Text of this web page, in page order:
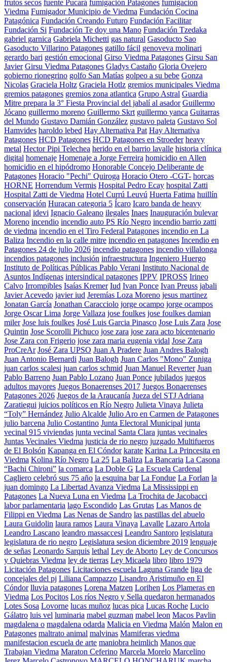
frutos secos fuente Pucará fumigación Patagones fumigacion
Viedma Fumigador Municipio de Viedma Fundación Cocina
Patagónica Fundación Creando Futuro Fundación Facilitar
Fundación Si Fundación Te doy una Mano Fundación Tzedaka
gabriel garnica Gabriela Michetti gas natural Gasoducto Sao
Gasoducto Villarino Patagones gatillo fácil genoveva molinari
gerardo bari gestión emocional Girso Viedma Patagones Girsu San
Javier Girsu Viedma Patagones Gladys Castaño Gloria Ovejero
gobierno rionegrino golfo San Matías golpeo a su bebe Gonza
Nicolas Graciela Holtz Graciela Hotlz gremios municipales Viedma
gremios patagones gremios zona atlantica Grupo Astral Guardia
Mitre prepara la 3° Fiesta Provincial del jabalí al asador Guillermo
Jócano guillermo moreno Guillermo Skrt guillermo yanca Guitarras
del Mundo Gustavo Damián González gustavo paleta Gustavo Sol
Hamvides haroldo lebed Hay Alternativa Pat Hay Alternativa
Patagones HCD Patagones HCD Patagones en Stroeder heavy
metal Hector Pipi Telechea herido en el barrio lavalle historia clínica
digital homenaje Homenaje a Jorge Ferreira homicidio en Allen
homicidio en el hipódromo Honorable Concejo Deliberante de
Patagones Horacio "Pechi" Quiroga Horacio Otero -CGT- horcas
HORNE Horrendum Vermis Hospital Pedro Ecay hospital Zatti
Hospital Zatti de Viedma Hotel Currú Leuvú Huerta Fatima huillín
conservación Huracan categoria 5 Ícaro Icaro banda de heavy
nacional idevi Ignacio Galeano ilegales Inaes Inauguración bulevar
Moreno incendio incendio auto PS Río Negro incendio barrio zatti
de viedma incendio en el Tiro Federal Patagones incendio en La
Baliza Incendio en la calle mitre incendio en patagones Incendio en
Patagones 24 de julio 2026 incendio patagones incendio villalonga
incendios patagones inclusión infraestructura Ingeniero Huergo
Instituto de Políticas Públicas Pablo Verani Instituto Nacional de
Asuntos Indígenas intersindical patagones IPPV IPROSS Irineo
Calvo Irrompibles Isaías Kremer Iud Ivan Ponce Ivan Preuss jabali
Javier Acevedo javier iud Jeremías Loza Moreno jesus martinez
Jonatan García Jonathan Caracciolo jorge ocampo jorge ocampos
Jorge Oscar Lima Jorge Vallaza jose foulkes jose foulkes damian
miler Jose luis foulkes José Luis Garcia Pinasco Jose Luis Zara Jose
Quintin Jose Scorolli Pichuco jose zara jose zara acto bicentenario
Jose Zara con Frigerio jose zara maria eugenia vidal Jose Zara
ProCreAr José Zara UPSO Juan A Pradere Juan Andres Balogh
Juan Antonio Bernardi Juan Balogh Juan Carlos "Mono" Zuniga
juan carlos scalesi juan carlos schmid Juan Manuel Reverter Juan
Pablo Barreno Juan Pablo Lozano Juan Ponce jubilados juegos
adultos mayores Juegos Bonaerenses 2017 Juegos Bonaerenses
Patagones 2026 Juegos de la Araucanía Jueza del STJ Adriana
Zaratiegui juicios políticos en Río Negro Julieta Vinaya Julieta
“Toly” Hernández Julio Alcalde Julio Aro en Carmen de Patagones
julio barcena Julio Costantino Junta Electoral Municipal junta
vecinal 915 viviendas junta vecinal Santa Clara juntas vecinales
Juntas Vecinales Viedma justicia de rio negro juzgado Multifueros
de El Bolsón Kapanga en El Cóndor karate Karina La Princesita en
Viedma Kolina Río Negro La 25 La Baliza La Bancaria La Casona
“Bachi Chironi” la comarca La Doble G La Escuela Cardenal
Cagliero celebró sus 75 año la esquina bar La Fondue La Forlan la
juan domingo La Libertad Avanza Viedma La Mississippi en
Patagones La Nueva Luna en Viedma La Trochita de Jacobacci
labor parlamentaria lago Escondido Las Grutas Las Manos de
Filippi en Viedma Las Nenas de Sandro las pastillas del abuelo
Laura Guidolin laura ramos Laura Vinaya Lavalle Lazaro Artola
Leandro Lascano leandro massaccesi Leandro Santoro legislatura
legislatura de rio negro Legislatura sesion diciembre 2019 lenguaje
de señas Leonardo Sarquis lethal Ley de Aborto Ley de Concursos
y Quiebras Viedma ley de tierras Ley Micaela libro libro 1979
Licitación Patagones Licitaciones escuela Laguna Grande liga de
concejales del pj Liliana Campazzo Lisandro Aristimuño en El
Cóndor lluvia patagones Lorena Matzen Lorihen Los Plameras en
Viedma Los Pocitos Los ríos Negro y Sella quedaron hermanados
Lotes Sosa Lovorne lucas muñoz lucas pica Lucas Roche Lucio
Gálatro luis vel luminaria mabel guzman mabel leon Macos Pavlin
magdalena o magdalena odarda Malicia en Viedma Malón Malon en
Patagones maltrato animal malvinas Mamiferas viedma
manifestacion escuela de arte maniobra heimlich Manos que
Trabajan Viedma Maraton Ceferino Marcela Morelo Marcelino